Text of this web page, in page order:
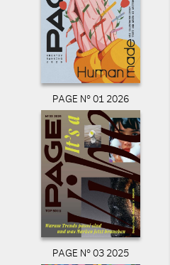
PAGE N° 01 2026
PAGE N° 03 2025